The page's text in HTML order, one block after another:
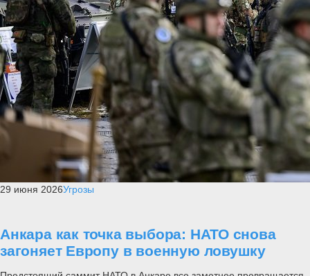
29 июня 2026Угрозы
Анкара как точка выбора: НАТО снова
загоняет Европу в военную ловушку